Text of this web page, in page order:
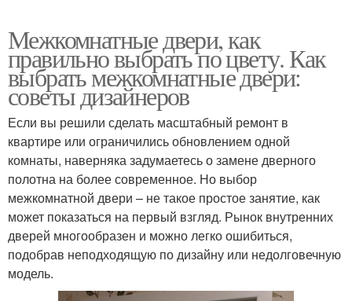
Межкомнатные двери, как
правильно выбрать по цвету. Как
выбрать межкомнатные двери:
советы дизайнеров
Если вы решили сделать масштабный ремонт в
квартире или ограничились обновлением одной
комнаты, наверняка задумаетесь о замене дверного
полотна на более современное. Но выбор
межкомнатной двери – не такое простое занятие, как
может показаться на первый взгляд. Рынок внутренних
дверей многообразен и можно легко ошибиться,
подобрав неподходящую по дизайну или недолговечную
модель.